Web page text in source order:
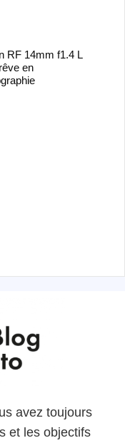
RF 14mm f1.4 L
en
avez toujours
et les objectifs